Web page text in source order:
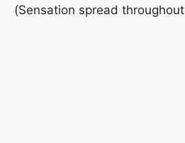
(Sensation spread